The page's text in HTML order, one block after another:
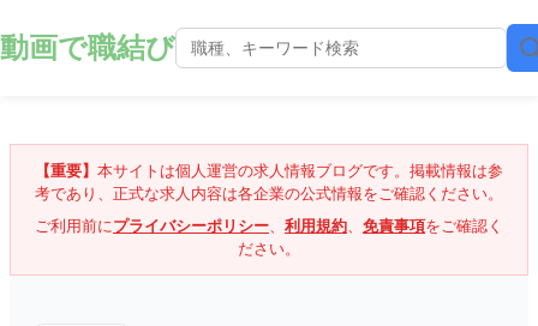
動画で職結び
【重要】 本サイトは個人運営の求人情報ブログです。掲載情報は参
考であり、正式な求人内容は各企業の公式情報をご確認ください。
ご利用前にプライバシーポリシー、 利用規約、 免責事項をご確認く
ださい。